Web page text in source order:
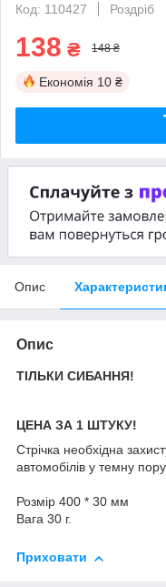
Код: 110427
Роздріб
138 ₴ 148 ₴
Економія 10 ₴
Опис
Опис
ТІЛЬКИ СИБАННЯ!
ЦЕНА ЗА 1 ШТУКУ!
Стрічка необхідна
автомобілів у темну
Розмір 400 * 30 мм
Вага 30 г.
Приховати